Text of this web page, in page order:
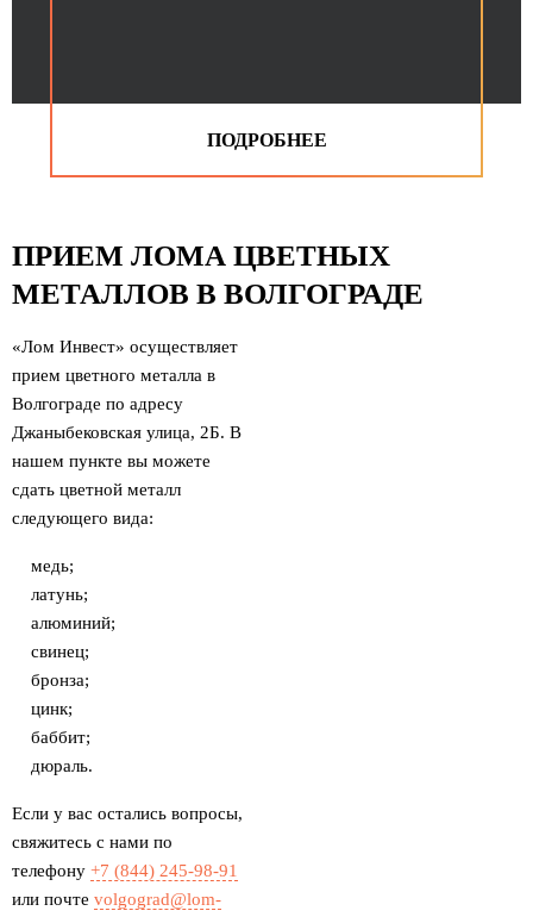
ПРИЕМ ЛОМА ЦВЕТНЫХ
МЕТАЛЛОВ В ВОЛГОГРАДЕ
«Лом Инвест» осуществляет
прием цветного металла в
Волгограде по адресу
Джаныбековская улица, 2Б. В
нашем пункте вы можете
сдать цветной металл
следующего вида:
медь;
латунь;
алюминий;
свинец;
бронза;
цинк;
баббит;
дюраль.
Если у вас остались вопросы,
свяжитесь с нами по
телефону +7 (844) 245-98-91
или почте volgograd@lom-